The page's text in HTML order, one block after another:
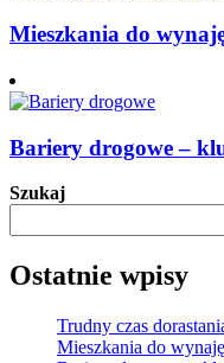
Mieszkania do
Bariery drogowe –
Szukaj
Ostatnie wpisy
Trudny czas
Mieszkania do